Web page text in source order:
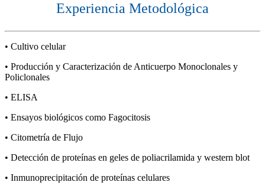
Experiencia Metodológica
• Cultivo celular
• Producción y Caracterización de Anticuerpo Monoclonales y
Policlonales
• ELISA
• Ensayos biológicos como Fagocitosis
• Citometría de Flujo
• Detección de proteínas en geles de poliacrilamida y western blot
• Inmunoprecipitación de proteínas celulares